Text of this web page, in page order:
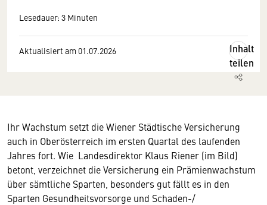
Lesedauer: 3 Minuten
Aktualisiert am 01.07.2026
Inhalt
teilen
Ihr Wachstum setzt die Wiener Städtische Versicherung
auch in Oberösterreich im ersten Quartal des laufenden
Jahres fort. Wie Landesdirektor Klaus Riener (im Bild)
betont, verzeichnet die Versicherung ein Prämienwachstum
über sämtliche Sparten, besonders gut fällt es in den
Sparten Gesundheitsvorsorge und Schaden-/